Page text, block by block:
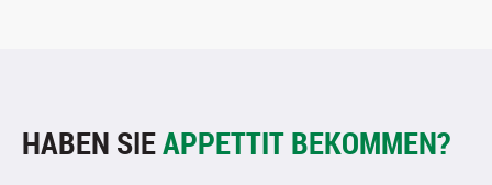
HABEN SIEAPPETTIT BEKOMMEN?